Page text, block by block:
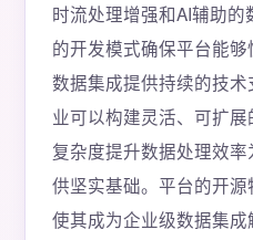
时流处理增强和AI辅助
的开发模式确保平台能
数据集成提供持续的技
业可以构建灵活、可扩
复杂度提升数据处理效
供坚实基础。平台的开
使其成为企业级数据集成